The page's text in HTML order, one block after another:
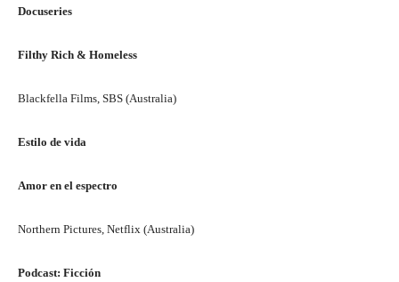
Docuseries
Filthy Rich & Homeless
Blackfella Films, SBS (Australia)
Estilo de vida
Amor en el espectro
Northern Pictures, Netflix (Australia)
Podcast: Ficción